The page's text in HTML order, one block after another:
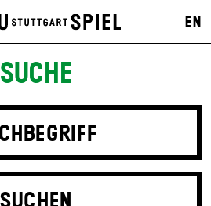
EN
SUCHE